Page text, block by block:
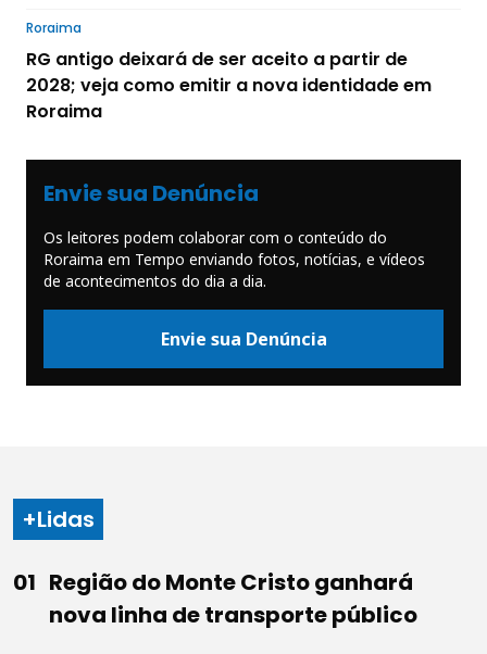
Roraima
RG antigo deixará de ser aceito a partir de
2028; veja como emitir a nova identidade em
Roraima
Envie sua Denúncia
Os leitores podem colaborar com o conteúdo do
Roraima em Tempo enviando fotos, notícias, e vídeos
de acontecimentos do dia a dia.
Envie sua Denúncia
+Lidas
Região do Monte Cristo ganhará
nova linha de transporte público